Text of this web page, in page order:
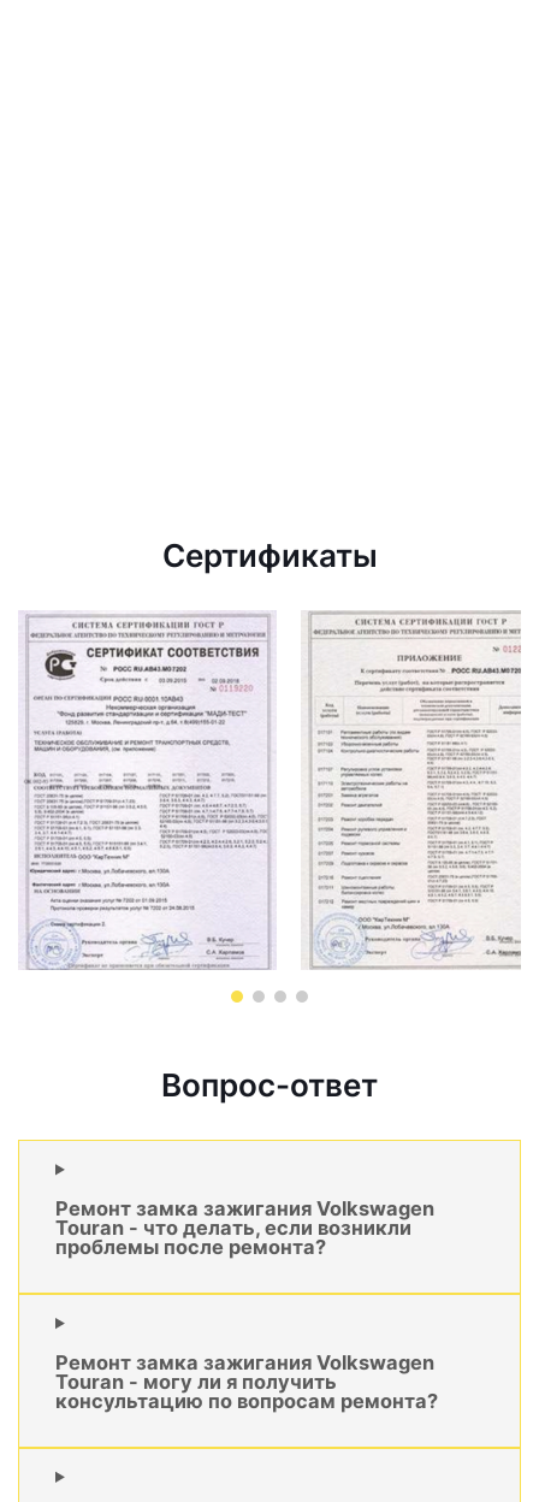
Сертификаты
Вопрос-ответ
Ремонт замка зажигания Volkswagen
Touran - что делать, если возникли
проблемы после ремонта?
Ремонт замка зажигания Volkswagen
Touran - могу ли я получить
консультацию по вопросам ремонта?